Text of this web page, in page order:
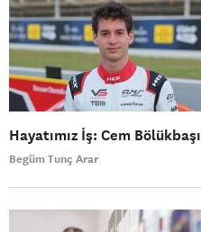
Hayatımız İş: Cem Bölükbaşı
Begüm Tunç Arar